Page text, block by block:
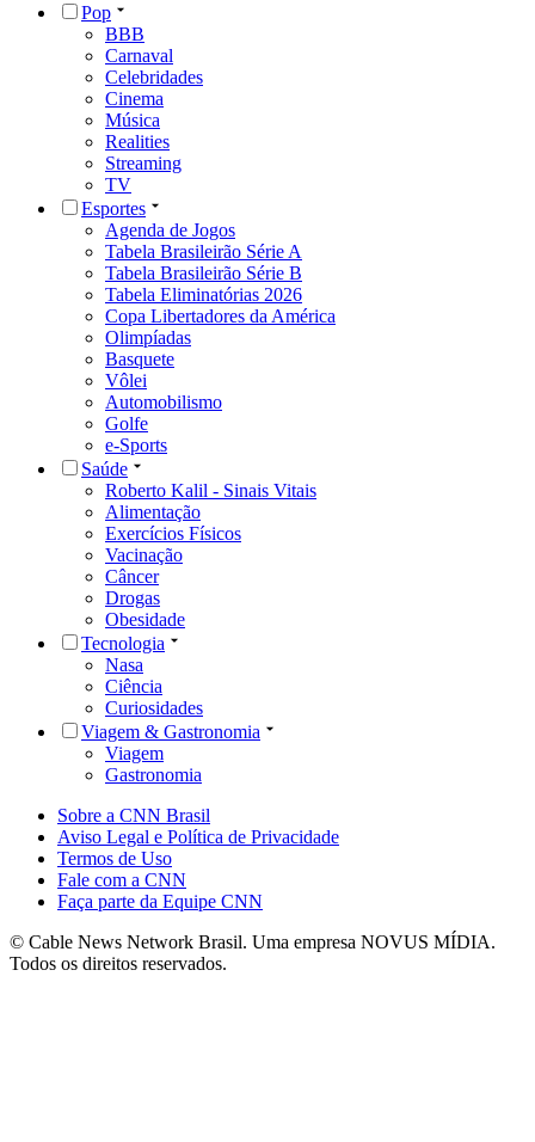
Pop
BBB
Carnaval
Celebridades
Cinema
Música
Realities
Streaming
TV
Esportes
Agenda de Jogos
Tabela Brasileirão Série A
Tabela Brasileirão Série B
Tabela Eliminatórias 2026
Copa Libertadores da América
Olimpíadas
Basquete
Vôlei
Automobilismo
Golfe
e-Sports
Saúde
Roberto Kalil - Sinais Vitais
Alimentação
Exercícios Físicos
Vacinação
Câncer
Drogas
Obesidade
Tecnologia
Nasa
Ciência
Curiosidades
Viagem & Gastronomia
Viagem
Gastronomia
Sobre a CNN Brasil
Aviso Legal e Política de Privacidade
Termos de Uso
Fale com a CNN
Faça parte da Equipe CNN
© Cable News Network Brasil. Uma empresa NOVUS MÍDIA.
Todos os direitos reservados.